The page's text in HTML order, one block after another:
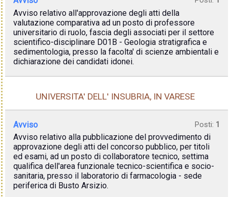
Avviso relativo all'approvazione degli atti della
valutazione comparativa ad un posto di professore
universitario di ruolo, fascia degli associati per il settore
scientifico-disciplinare D01B - Geologia stratigrafica e
sedimentologia, presso la facolta' di scienze ambientali e
dichiarazione dei candidati idonei.
UNIVERSITA' DELL' INSUBRIA, IN VARESE
Avviso Posti: 1
Avviso relativo alla pubblicazione del provvedimento di
approvazione degli atti del concorso pubblico, per titoli
ed esami, ad un posto di collaboratore tecnico, settima
qualifica dell'area funzionale tecnico-scientifica e socio-
sanitaria, presso il laboratorio di farmacologia - sede
periferica di Busto Arsizio.